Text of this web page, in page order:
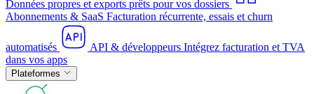
Données propres et exports prêts pour vos dossiers
Abonnements & SaaS Facturation récurrente, essais et churn
automatisés API & développeurs Intégrez facturation et TVA
dans vos apps
Plateformes